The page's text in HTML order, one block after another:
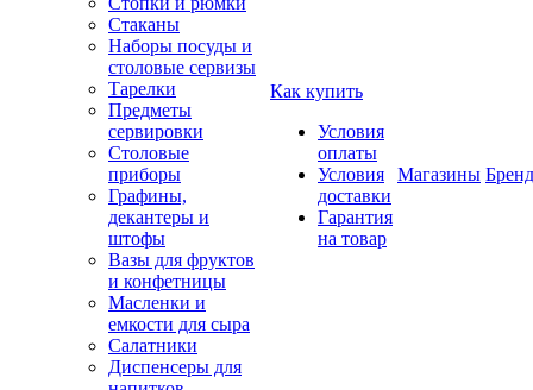
Стаканы
Наборы посуды и
столовые сервизы
Тарелки
Предметы
сервировки
Столовые
приборы
Графины,
декантеры и
штофы
Вазы для фруктов
и конфетницы
Масленки и
емкости для сыра
Салатники
Диспенсеры для
Как купить
Условия
оплаты
Условия
доставки
Гарантия
на товар
Магазины